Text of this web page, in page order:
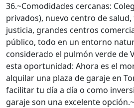
36.~Comodidades cercanas:
privados), nuevo centro de
justicia, grandes centros
público, todo en un entorno
considerado el pulmón verde de
esta oportunidad: Ahora es el
alquilar una plaza de garaje en
facilitar tu día a día o como
garaje son una excelente